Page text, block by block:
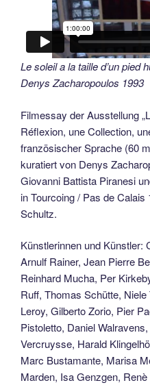
Le soleil a la taille d’un pied
Denys Zacharopoulos 1993
Filmessay der Ausstellung
Réflexion, une Collection,
französischer Sprache (60
kuratiert von Denys
Giovanni Battista Piranesi
in Tourcoing / Pas de
Schultz.
Künstlerinnen und Künstler:
Arnulf Rainer, Jean Pierre
Reinhard Mucha, Per
Ruff, Thomas Schütte,
Leroy, Gilberto Zorio, Pier
Pistoletto, Daniel
Vercruysse, Harald
Marc Bustamante, Marisa
Marden, Isa Genzgen,